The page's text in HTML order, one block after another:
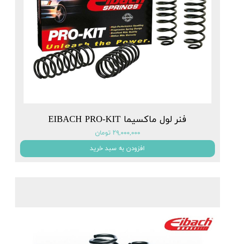
فنر لول ماکسیما EIBACH PRO-KIT
۲۹,۰۰۰,۰۰۰ تومان
افزودن به سبد خرید